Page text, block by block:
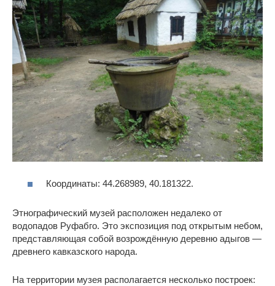
Координаты: 44.268989, 40.181322.
Этнографический музей расположен недалеко от
водопадов Руфабго. Это экспозиция под открытым небом,
представляющая собой возрождённую деревню адыгов —
древнего кавказского народа.
На территории музея располагается несколько построек: